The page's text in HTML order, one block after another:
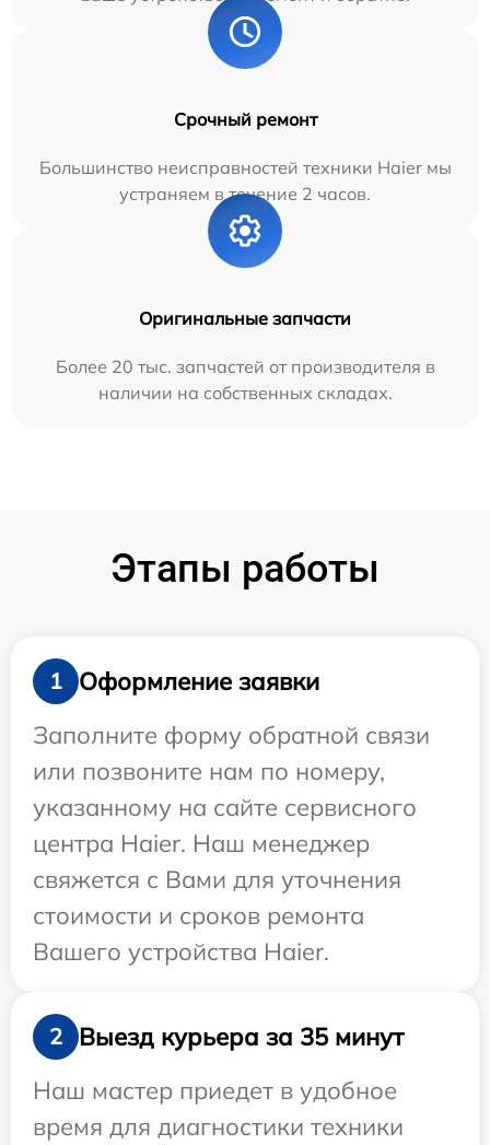
Срочный ремонт
Большинство неисправностей техники Haier мы
устраняем в течение 2 часов.
Оригинальные запчасти
Более 20 тыс. запчастей от производителя в
наличии на собственных складах.
Этапы работы
1
Оформление заявки
Заполните форму обратной связи
или позвоните нам по номеру,
указанному на сайте сервисного
центра Haier. Наш менеджер
свяжется с Вами для уточнения
стоимости и сроков ремонта
Вашего устройства Haier.
2
Выезд курьера за 35 минут
Наш мастер приедет в удобное
время для диагностики техники